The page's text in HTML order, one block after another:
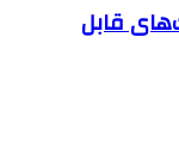
قابل